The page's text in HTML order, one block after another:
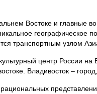
Востоке и главные
географическое
транспортным узлом
центр России
Владивосток –